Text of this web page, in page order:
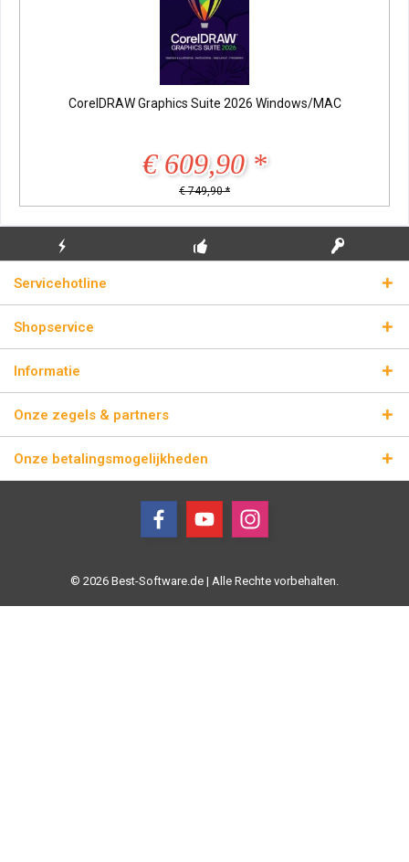
CorelDRAW Graphics Suite 2026 Windows/MAC
€ 609,90 *
€ 749,90 *
BLIKSEMVERZENDING
LICENTIESLEUTELS
Servicehotline
Shopservice
Informatie
Onze zegels & partners
Onze betalingsmogelijkheden
© 2026 Best-Software.de | Alle Rechte vorbehalten.